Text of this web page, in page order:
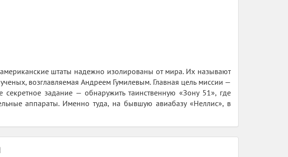
штаты надежно изолированы от мира. Их называют
возглавляемая Андреем Гумилевым. Главная цель миссии —
задание — обнаружить таинственную «Зону 51», где
аппараты. Именно туда, на бывшую авиабазу «Неллис», в